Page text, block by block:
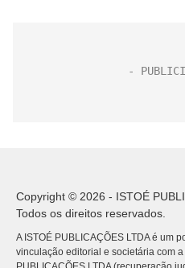
Copyright © 2026 - ISTOÉ
Todos os direitos reservados.
A ISTOÉ PUBLICAÇÕES LTDA é um
vinculação editorial e societária com